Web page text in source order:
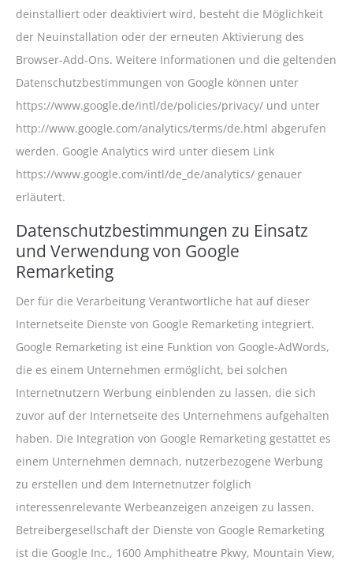
deinstalliert oder deaktiviert wird, besteht die Möglichkeit
der Neuinstallation oder der erneuten Aktivierung des
Browser-Add-Ons. Weitere Informationen und die geltenden
Datenschutzbestimmungen von Google können unter
https://www.google.de/intl/de/policies/privacy/ und unter
http://www.google.com/analytics/terms/de.html abgerufen
werden. Google Analytics wird unter diesem Link
https://www.google.com/intl/de_de/analytics/ genauer
erläutert.
Datenschutzbestimmungen zu Einsatz
und Verwendung von Google
Remarketing
Der für die Verarbeitung Verantwortliche hat auf dieser
Internetseite Dienste von Google Remarketing integriert.
Google Remarketing ist eine Funktion von Google-AdWords,
die es einem Unternehmen ermöglicht, bei solchen
Internetnutzern Werbung einblenden zu lassen, die sich
zuvor auf der Internetseite des Unternehmens aufgehalten
haben. Die Integration von Google Remarketing gestattet es
einem Unternehmen demnach, nutzerbezogene Werbung
zu erstellen und dem Internetnutzer folglich
interessenrelevante Werbeanzeigen anzeigen zu lassen.
Betreibergesellschaft der Dienste von Google Remarketing
ist die Google Inc., 1600 Amphitheatre Pkwy, Mountain View,